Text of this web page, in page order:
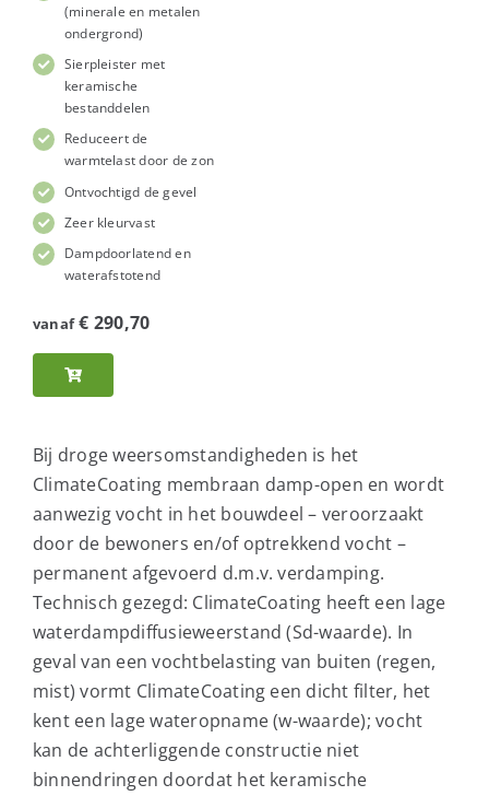
(minerale en metalen
ondergrond)
Sierpleister met
keramische
bestanddelen
Reduceert de
warmtelast door de zon
Ontvochtigd de gevel
Zeer kleurvast
Dampdoorlatend en
waterafstotend
vanaf € 290,70
Bij droge weersomstandigheden is het
ClimateCoating membraan damp-open en wordt
aanwezig vocht in het bouwdeel – veroorzaakt
door de bewoners en/of optrekkend vocht –
permanent afgevoerd d.m.v. verdamping.
Technisch gezegd: ClimateCoating heeft een lage
waterdampdiffusieweerstand (Sd-waarde). In
geval van een vochtbelasting van buiten (regen,
mist) vormt ClimateCoating een dicht filter, het
kent een lage wateropname (w-waarde); vocht
kan de achterliggende constructie niet
binnendringen doordat het keramische